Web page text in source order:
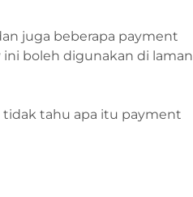
juga beberapa payment
boleh digunakan di laman
tidak tahu apa itu payment